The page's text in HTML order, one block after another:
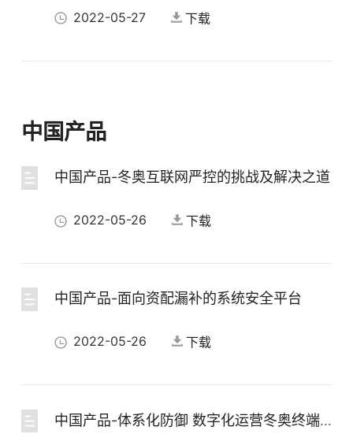
2022-05-27 下载
中国产品
中国产品-冬奥互联网严控的挑战及解决之道
2022-05-26 下载
中国产品-面向资配漏补的系统安全平台
2022-05-26 下载
中国产品-体系化防御 数字化运营冬奥终端零事故之道